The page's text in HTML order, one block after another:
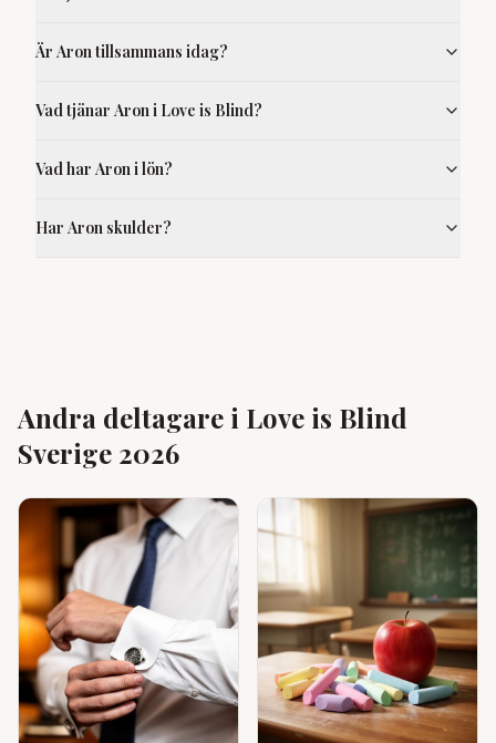
Är Aron tillsammans idag?
Vad tjänar Aron i Love is Blind?
Vad har Aron i lön?
Har Aron skulder?
Andra deltagare i Love is Blind
Sverige 2026